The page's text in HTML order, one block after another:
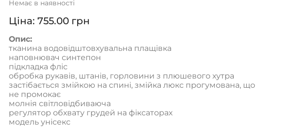
Немає в наявності
Ціна: 755.00 грн
Опис:
тканина водовідштовхувальна плащівка
наповнювач синтепон
підкладка фліс
обробка рукавів, штанів, горловини з плюшевого хутра
застібається змійкою на спині, змійка люкс прогумована, що
не промокає
молнiя світловідбиваюча
регулятор обхвату грудей на фіксаторах
модель унісекс